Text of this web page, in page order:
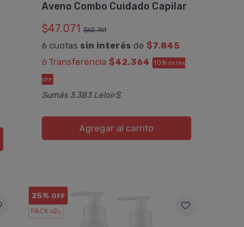
Aveno Combo Cuidado Capilar
$47.071 $62.761
6 cuotas sin interés de $7.845
ó Transferencia $42.364 10% EXTRA
OFF
Sumás 3.383 Leloir$
Agregaral carrito
25% OFF
PACK x2u.